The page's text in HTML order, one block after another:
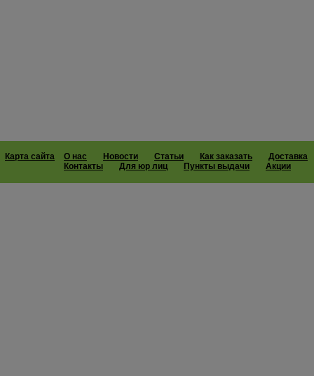
Карта сайта О нас Новости Статьи Как заказать
Доставка
Контакты
Для юр лиц Пункты выдачи Акции